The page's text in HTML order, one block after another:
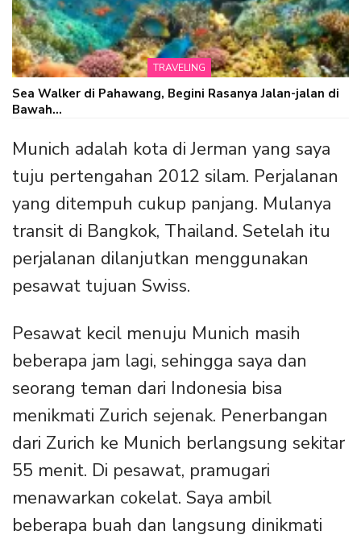
TRAVELING
Sea Walker di Pahawang, Begini Rasanya Jalan-jalan di
Bawah…
Munich adalah kota di Jerman yang saya
tuju pertengahan 2012 silam. Perjalanan
yang ditempuh cukup panjang. Mulanya
transit di Bangkok, Thailand. Setelah itu
perjalanan dilanjutkan menggunakan
pesawat tujuan Swiss.
Pesawat kecil menuju Munich masih
beberapa jam lagi, sehingga saya dan
seorang teman dari Indonesia bisa
menikmati Zurich sejenak. Penerbangan
dari Zurich ke Munich berlangsung sekitar
55 menit. Di pesawat, pramugari
menawarkan cokelat. Saya ambil
beberapa buah dan langsung dinikmati